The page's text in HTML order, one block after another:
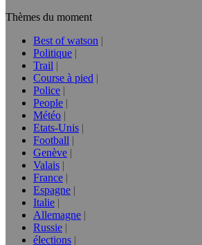
Thèmes du moment
Best of watson
Politique
Trail
Course à pied
Police
People
Météo
Etats-Unis
Football
Genève
Valais
France
Espagne
Italie
Allemagne
Russie
élections